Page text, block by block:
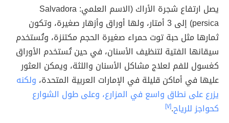
يصل ارتفاع شجرة الأراك (الاسم العلمي: Salvadora
persica) إلى 3 أمتار، ولها أوراق وأزهار صغيرة، وتكون
ثمارها مثل حبة توت حمراء صغيرة الحجم مكتنزة، وتُستخدم
سيقانها الفتية لتنظيف الأسنان، في حين تُستخدم الأوراق
كغسول للفم لعلاج مشاكل الأسنان واللثة، ويمكن العثور
عليها في أماكن قليلة في الإمارات العربية المتحدة، ولكنه
يزرع على نطاق واسع في المزارع، وعلى طول الشوارع
كحواجز للرياح.[٧]